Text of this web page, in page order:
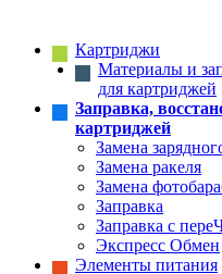
Картриджи
Материалы и
для картриджей
Заправка,
картриджей
Замена
Замена ракеля
Замена
Заправка
Заправка с
Экспресс Обмен
Элементы питания